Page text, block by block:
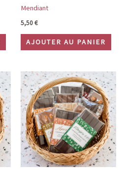
Mendiant
5,50€
AJOUTER AU PANIER